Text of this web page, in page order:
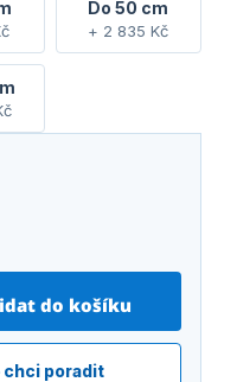
Do 50 cm
+ 2 835 Kč
do košíku
chci poradit